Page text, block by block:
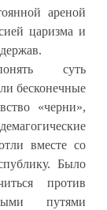
ареной
царизма и
суть
бесконечные
«черни»,
вместе со
Было
против
путями